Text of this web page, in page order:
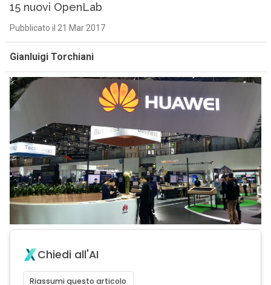
15 nuovi OpenLab
Pubblicato il 21 Mar 2017
Gianluigi Torchiani
Chiedi all'AI
Riassumi questo articolo